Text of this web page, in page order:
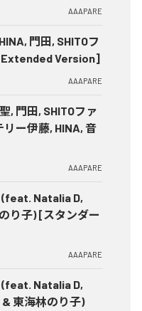
AAAPARE
門田, SHITOフ
Version]
AAAPARE
, 門田, SHITOファ
ー伊藤, HINA, 音
AAAPARE
Natalia D,
り子) [スタンダー
AAAPARE
Natalia D,
& 東海林のり子)